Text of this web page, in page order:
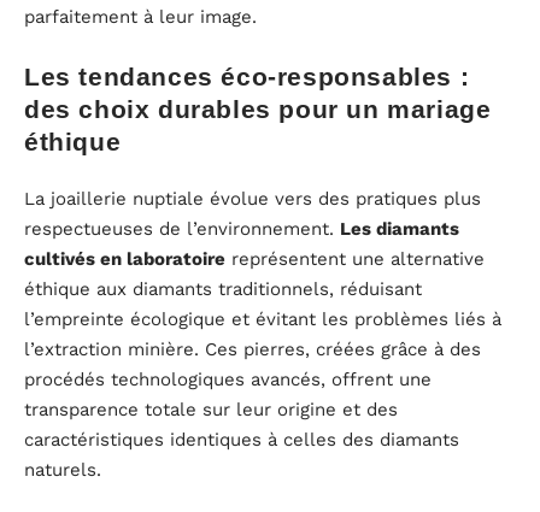
parfaitement à leur image.
Les tendances éco-responsables :
des choix durables pour un mariage
éthique
La joaillerie nuptiale évolue vers des pratiques plus
respectueuses de l’environnement. Les diamants
cultivés en laboratoire représentent une alternative
éthique aux diamants traditionnels, réduisant
l’empreinte écologique et évitant les problèmes liés à
l’extraction minière. Ces pierres, créées grâce à des
procédés technologiques avancés, offrent une
transparence totale sur leur origine et des
caractéristiques identiques à celles des diamants
naturels.